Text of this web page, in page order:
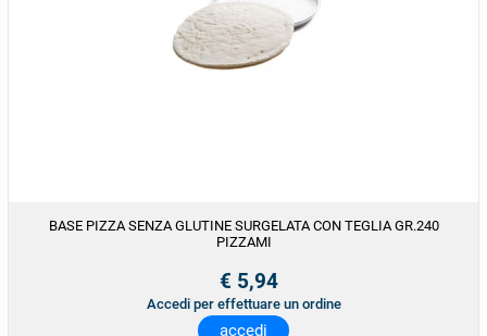
BASE PIZZA SENZA GLUTINE SURGELATA CON TEGLIA GR.240
PIZZAMI
€ 5,94
Accedi per effettuare un ordine
accedi